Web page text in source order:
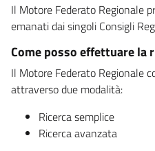
Il Motore Federato Regionale
emanati dai singoli Consigli
Come posso effettuare la
Il Motore Federato Regionale
attraverso due modalità:
Ricerca semplice
Ricerca avanzata